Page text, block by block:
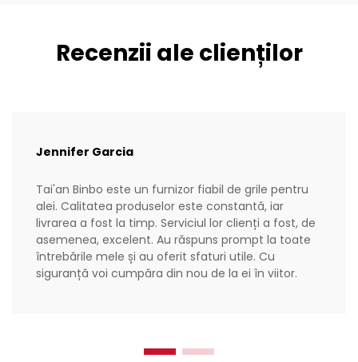
Recenzii ale clienților
Jennifer Garcia
Tai'an Binbo este un furnizor fiabil de grile pentru
alei. Calitatea produselor este constantă, iar
livrarea a fost la timp. Serviciul lor clienți a fost, de
asemenea, excelent. Au răspuns prompt la toate
întrebările mele și au oferit sfaturi utile. Cu
siguranță voi cumpăra din nou de la ei în viitor.